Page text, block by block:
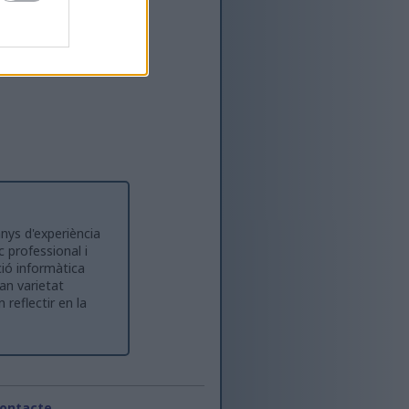
d'experiència
professional i
informàtica
varietat
reflectir en la